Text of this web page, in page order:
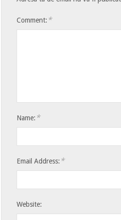
Comment: *
Name: *
Email Address: *
Website: